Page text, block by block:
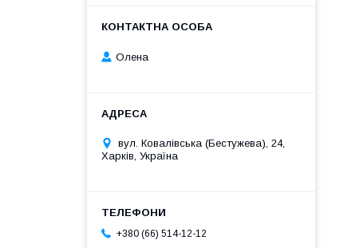
Олена
вул. Ковалівська (Бестужева), 24,
Харків, Україна
+380 (66) 514-12-12